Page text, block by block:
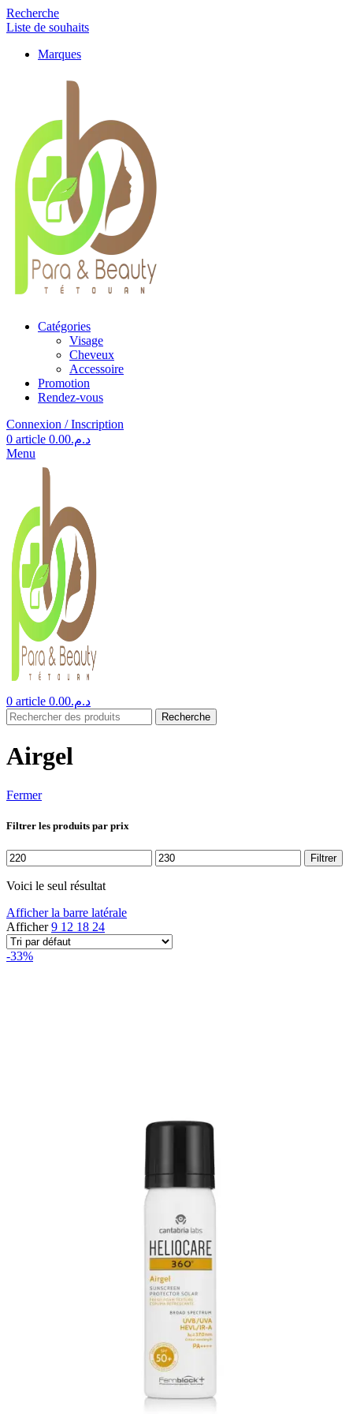
Recherche
Liste de souhaits
Marques
Catégories
Visage
Cheveux
Accessoire
Promotion
Rendez-vous
Connexion / Inscription
0 article د.م.0.00
Menu
0 article د.م.0.00
Recherche
Airgel
Fermer
Filtrer les produits par prix
Prix
min
Prix
max
Filtrer
Voici le seul résultat
Afficher la barre latérale
Afficher9 12 18 24
-33%